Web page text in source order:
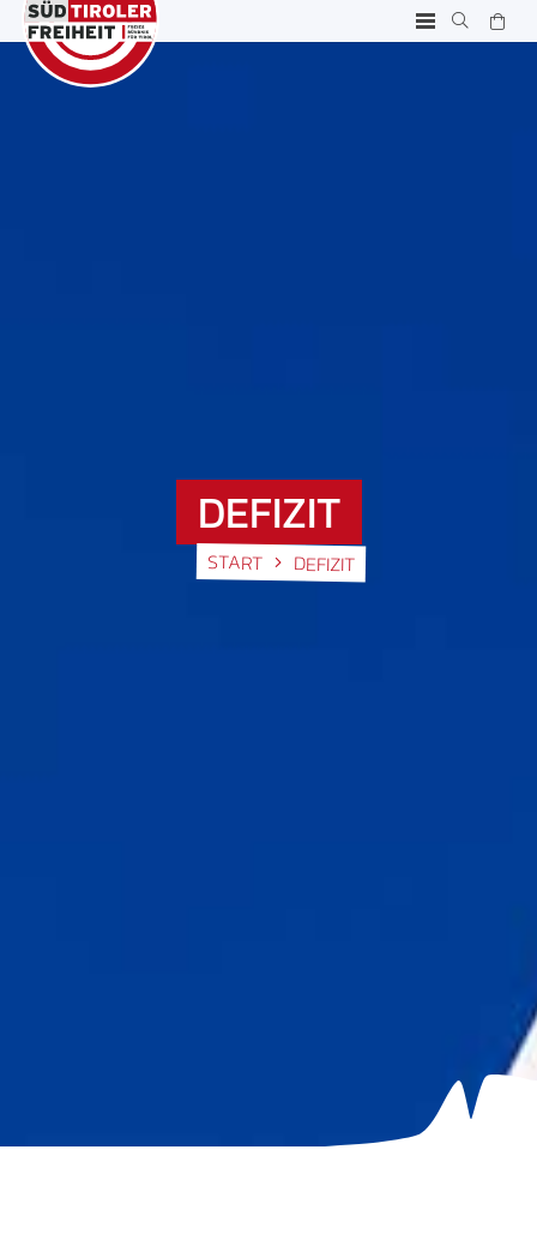
DEFIZIT
START DEFIZIT